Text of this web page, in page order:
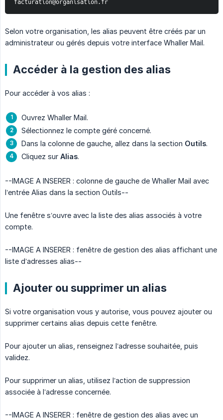
facturation@organisation.fr
Selon votre organisation, les alias peuvent être créés par un
administrateur ou gérés depuis votre interface Whaller Mail.
Accéder à la gestion des alias
Pour accéder à vos alias :
Ouvrez Whaller Mail.
Sélectionnez le compte géré concerné.
Dans la colonne de gauche, allez dans la section Outils.
Cliquez sur Alias.
--IMAGE A INSERER : colonne de gauche de Whaller Mail avec
l’entrée Alias dans la section Outils--
Une fenêtre s’ouvre avec la liste des alias associés à votre
compte.
--IMAGE A INSERER : fenêtre de gestion des alias affichant une
liste d’adresses alias--
Ajouter ou supprimer un alias
Si votre organisation vous y autorise, vous pouvez ajouter ou
supprimer certains alias depuis cette fenêtre.
Pour ajouter un alias, renseignez l’adresse souhaitée, puis
validez.
Pour supprimer un alias, utilisez l’action de suppression
associée à l’adresse concernée.
--IMAGE A INSERER : fenêtre de gestion des alias avec un